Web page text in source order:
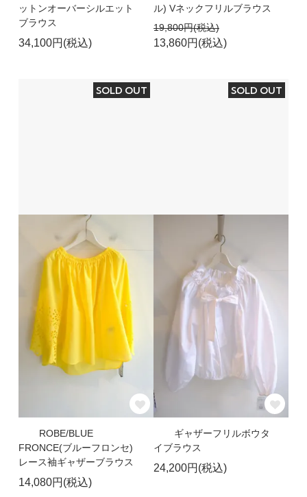
ットンオーバーシルエット
ブラウス
34,100円(税込)
ル) Vネックフリルブラウス
19,800円(税込)
13,860円(税込)
SOLD OUT
ROBE/BLUE
FRONCE(ブルーフロンセ)
レース袖ギャザーブラウス
14,080円(税込)
SOLD OUT
ギャザーフリルボウタ
イブラウス
24,200円(税込)